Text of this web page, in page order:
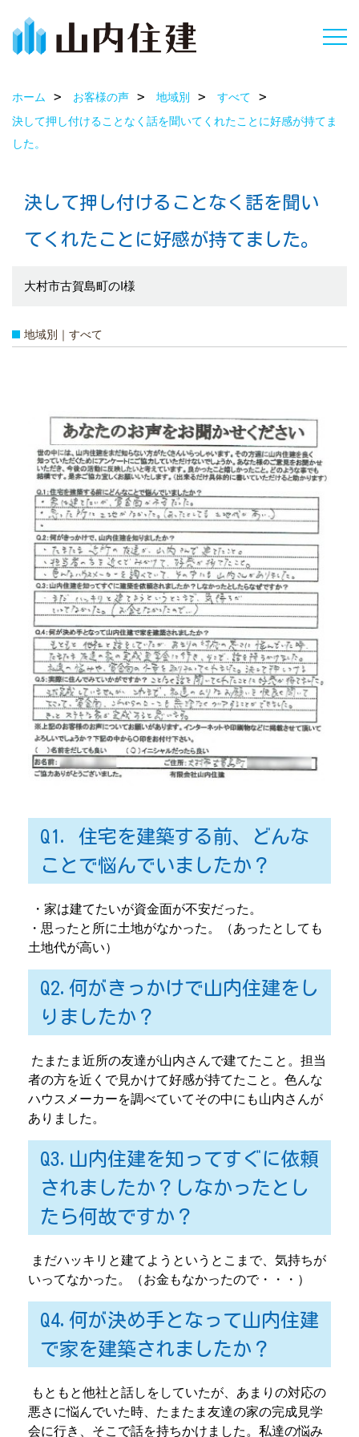
ホーム お客様の声 地域別
すべて
決して押し付けることなく話を聞いてくれたことに好感が持てま
した。
決して押し付けることなく話を聞い
てくれたことに好感が持てました。
大村市古賀島町のI様
地域別｜すべて
Q1. 住宅を建築する前、どんな
ことで悩んでいましたか？
・家は建てたいが資金面が不安だった。
・思ったと所に土地がなかった。（あったとしても
土地代が高い）
Q2.何がきっかけで山内住建をし
りましたか？
たまたま近所の友達が山内さんで建てたこと。担当
者の方を近くで見かけて好感が持てたこと。色んな
ハウスメーカーを調べていてその中にも山内さんが
ありました。
Q3.山内住建を知ってすぐに依頼
されましたか？しなかったとし
たら何故ですか？
まだハッキリと建てようというとこまで、気持ちが
いってなかった。（お金もなかったので・・・）
Q4.何が決め手となって山内住建
で家を建築されましたか？
もともと他社と話しをしていたが、あまりの対応の
悪さに悩んでいた時、たまたま友達の家の完成見学
会に行き、そこで話を持ちかけました。私達の悩み